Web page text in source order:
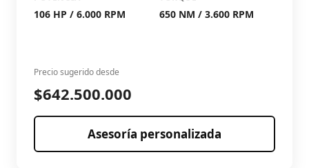
106 HP / 6.000 RPM 650 NM / 3.600 RPM
Precio sugerido desde
$642.500.000
Asesoría personalizada